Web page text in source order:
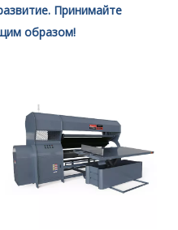
Принимайте
образом!